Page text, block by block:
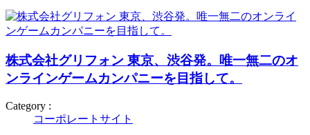
株式会社グリフォン 東京、渋谷発。唯一無二のオ
ンラインゲームカンパニーを目指して。
Category :
コーポレートサイト